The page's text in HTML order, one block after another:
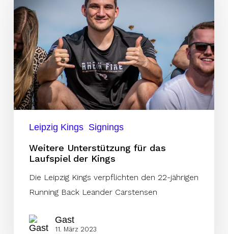
für
das
Laufspiel
der
Kings
Leipzig Kings Signings
Weitere Unterstützung für das
Laufspiel der Kings
Die Leipzig Kings verpflichten den 22-jährigen
Running Back Leander Carstensen
Gast
11. März 2023